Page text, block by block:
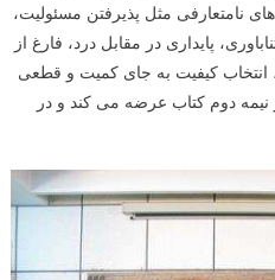
نامتعارفی مثل پذیرفتن مسئولیت،
پایداری در مقابل درد، فارغ از
انتخاب کیفیت به جای کمیت و قطعی
دوم کتاب عرضه می کند و در